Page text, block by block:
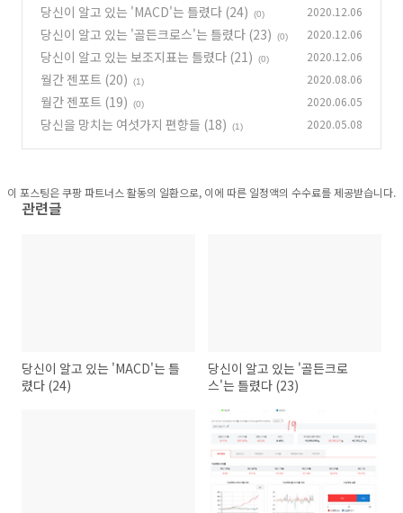
당신이 알고 있는 'MACD'는 틀렸다 (24) (0) 2020.12.06
당신이 알고 있는 '골든크로스'는 틀렸다 (23) (0) 2020.12.06
당신이 알고 있는 보조지표는 틀렸다 (21) (0) 2020.12.06
월간 젠포트 (20) (1) 2020.08.06
월간 젠포트 (19) (0) 2020.06.05
당신을 망치는 여섯가지 편향들 (18) (1) 2020.05.08
이 포스팅은 쿠팡 파트너스 활동의 일환으로, 이에 따른 일정액의 수수료를 제공받습니다.
관련글
당신이 알고 있는 'MACD'는 틀
렸다 (24)
당신이 알고 있는 '골든크로
스'는 틀렸다 (23)